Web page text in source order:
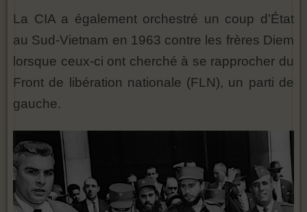
La CIA a également orchestré un coup d’État
au Sud-Vietnam en 1963 contre les frères Diem
lorsque ceux-ci ont cherché à se rapprocher du
Front de libération nationale (FLN), un parti de
gauche.